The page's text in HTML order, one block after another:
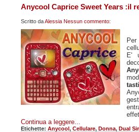
Anycool Caprice Sweet Years :il
Scritto daAlessia Nessun commento:
E'
Continua a leggere...
Etichette: Anycool, Cellulare, Donna, Dual